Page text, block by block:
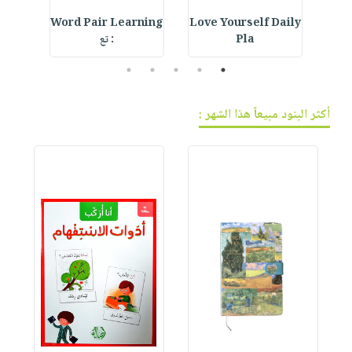
Love Yourself Daily
Pla
Word Pair Learning
: تع
1
2
3
4
5
أكثر البنود مبيعاً هذا الشهر :